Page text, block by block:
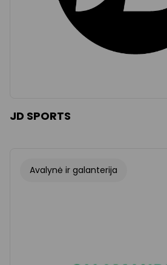
JD SPORTS
Avalynė ir galanterija